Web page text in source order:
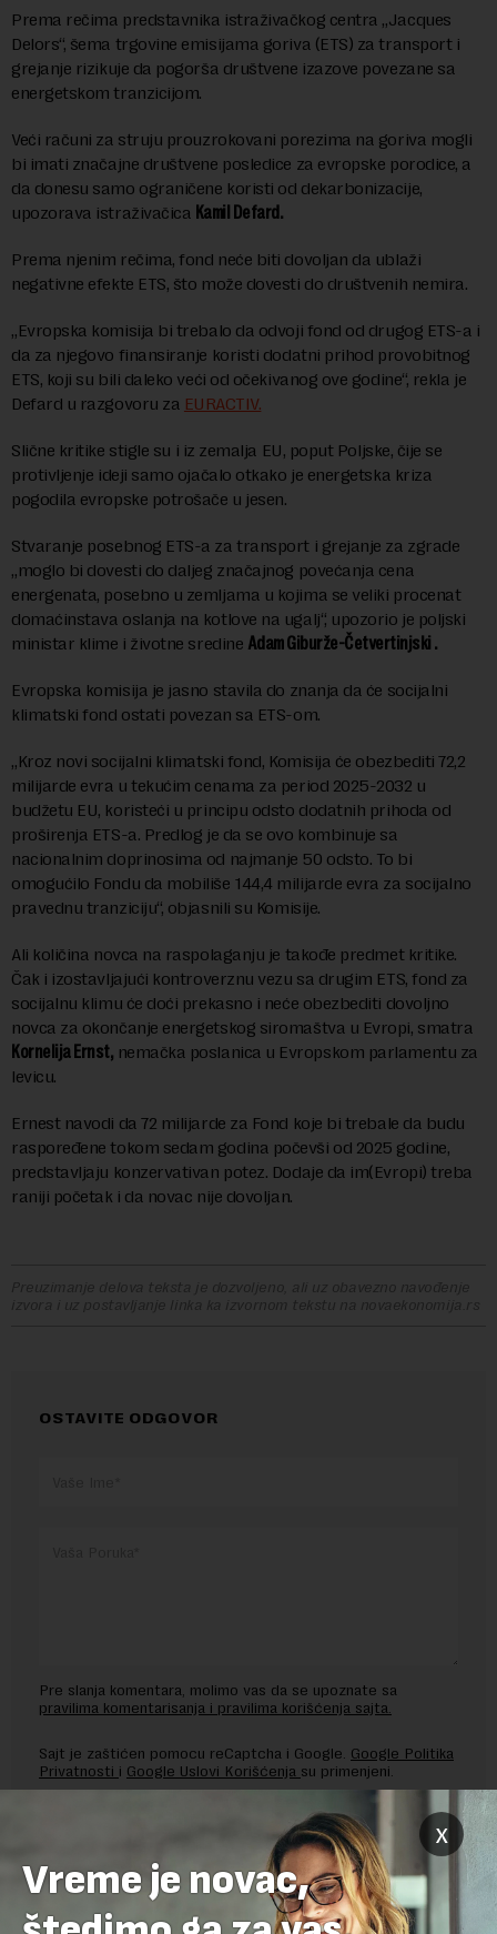
Prema rečima predstavnika istraživačkog centra „Jacques
Delors“, šema trgovine emisijama goriva (ETS) za transport i
grejanje rizikuje da pogorša društvene izazove povezane sa
energetskom tranzicijom.
Veći računi za struju prouzrokovani porezima na goriva mogli
bi imati značajne društvene posledice za evropske porodice, a
da donesu samo ograničene koristi od dekarbonizacije,
upozorava istraživačica Kamil Defard.
Prema njenim rečima, fond neće biti dovoljan da ublaži
negativne efekte ETS, što može dovesti do društvenih nemira.
„Evropska komisija bi trebalo da odvoji fond od drugog ETS-a i
da za njegovo finansiranje koristi dodatni prihod provobitnog
ETS, koji su bili daleko veći od očekivanog ove godine“, rekla je
Defard u razgovoru za EURACTIV.
Slične kritike stigle su i iz zemalja EU, poput Poljske, čije se
protivljenje ideji samo ojačalo otkako je energetska kriza
pogodila evropske potrošače u jesen.
Stvaranje posebnog ETS-a za transport i grejanje za zgrade
„moglo bi dovesti do daljeg značajnog povećanja cena
energenata, posebno u zemljama u kojima se veliki procenat
domaćinstava oslanja na kotlove na ugalj“, upozorio je poljski
ministar klime i životne sredine Adam Giburže-Četvertinjski .
Evropska komisija je jasno stavila do znanja da će socijalni
klimatski fond ostati povezan sa ETS-om.
„Kroz novi socijalni klimatski fond, Komisija će obezbediti 72,2
milijarde evra u tekućim cenama za period 2025-2032 u
budžetu EU, koristeći u principu odsto dodatnih prihoda od
proširenja ETS-a. Predlog je da se ovo kombinuje sa
nacionalnim doprinosima od najmanje 50 odsto. To bi
omogućilo Fondu da mobiliše 144,4 milijarde evra za socijalno
pravednu tranziciju“, objasnili su Komisije.
Ali količina novca na raspolaganju je takođe predmet kritike.
Čak i izostavljajući kontroverznu vezu sa drugim ETS, fond za
socijalnu klimu će doći prekasno i neće obezbediti dovoljno
novca za okončanje energetskog siromaštva u Evropi, smatra
Kornelija Ernst, nemačka poslanica u Evropskom parlamentu za
levicu.
Ernest navodi da 72 milijarde za Fond koje bi trebale da budu
raspoređene tokom sedam godina počevši od 2025 godine,
predstavljaju konzervativan potez. Dodaje da im(Evropi) treba
raniji početak i da novac nije dovoljan.
Preuzimanje delova teksta je dozvoljeno, ali uz obavezno navođenje
izvora i uz postavljanje linka ka izvornom tekstu na novaekonomija.rs
OSTAVITE ODGOVOR
Pre slanja komentara, molimo vas da se upoznate sa
pravilima komentarisanja i pravilima korišćenja sajta.
Sajt je zaštićen pomocu reCaptcha i Google. Google Politika
Privatnosti i Google Uslovi Korišćenja su primenjeni.
x
Vreme je novac,